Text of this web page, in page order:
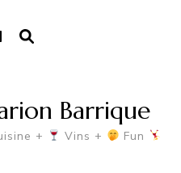
Barrique
+ Vins + Fun